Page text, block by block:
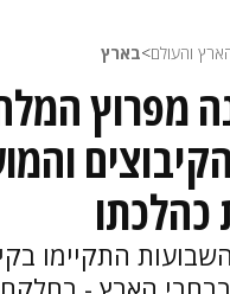
והעולם>בארץ
מפרוץ
כהלכתו
התקיימו